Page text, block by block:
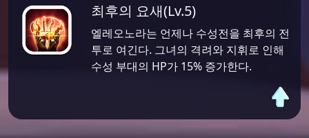
최후의 요새(Lv.5)
엘레오노라는 언제나 수성전을 최후의 전
투로 여긴다. 그녀의 격려와 지휘로 인해
수성 부대의 HP가 15% 증가한다.